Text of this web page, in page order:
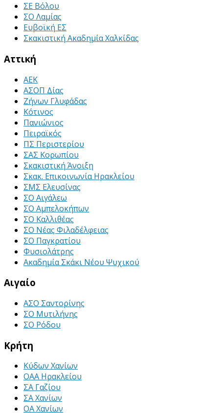
ΣΕ Βόλου
ΣΟ Λαμίας
Ευβοϊκή ΕΣ
Σκακιστική Ακαδημία Χαλκίδας
Αττική
ΑΕΚ
ΑΣΟΠ Δίας
Ζήνων Γλυφάδας
Κότινος
Πανιώνιος
Πειραϊκός
ΠΣ Περιστερίου
ΣΑΣ Κορωπίου
Σκακιστική Άνοιξη
Σκακ. Επικοινωνία Ηρακλείου
ΣΜΣ Ελευσίνας
ΣΟ Αιγάλεω
ΣΟ Αμπελοκήπων
ΣΟ Καλλιθέας
ΣΟ Νέας Φιλαδέλφειας
ΣΟ Παγκρατίου
Φυσιολάτρης
Ακαδημία Σκάκι Νέου Ψυχικού
Αιγαίο
ΑΣΟ Σαντορίνης
ΣΟ Μυτιλήνης
ΣΟ Ρόδου
Κρήτη
Κύδων Χανίων
ΟΑΑ Ηρακλείου
ΣΑ Γαζίου
ΣΑ Χανίων
ΟΑ Χανίων